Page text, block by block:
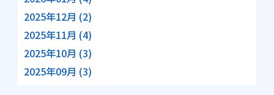
2025年12月 (2)
2025年11月 (4)
2025年10月 (3)
2025年09月 (3)